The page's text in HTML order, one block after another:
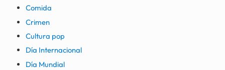
Comida
Crimen
Cultura pop
Día Internacional
Día Mundial